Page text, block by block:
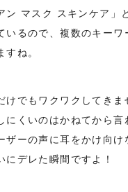
ン マスク スキンケア」
いるので、複数のキーワ
すね。
けでもワクワクしてきま
にくいのはかねてから言
ザーの声に耳をかけ向け
にデレた瞬間ですよ！